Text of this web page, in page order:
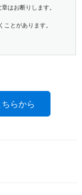
はお断りします。
とがあります。
らから